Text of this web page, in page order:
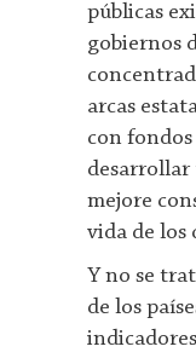
públicas
gobiernos
arcas
con
desarrollar
mejore
vida de los
Y no se
de los